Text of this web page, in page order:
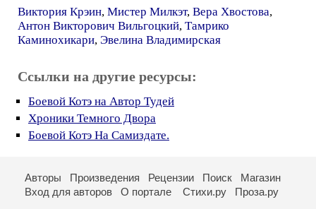
Виктория Крэин, Мистер Милкэт, Вера Хвостова,
Антон Викторович Вильгоцкий, Тамрико
Каминохикари, Эвелина Владимирская
Ссылки на другие ресурсы:
Боевой Котэ на Автор Тудей
Хроники Темного Двора
Боевой Котэ На Самиздате.
Авторы Произведения Рецензии Поиск
Магазин
Вход для авторов
О портале Стихи.ру Проза.ру